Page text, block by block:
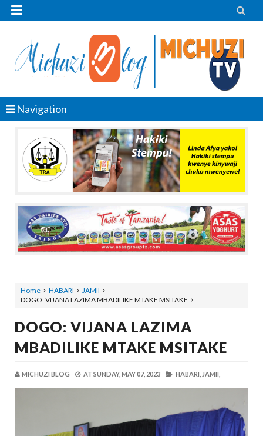
 
Navigation
Home HABARI
JAMII
DOGO: VIJANA LAZIMA MBADILIKE MTAKE MSITAKE
DOGO: VIJANA LAZIMA
MBADILIKE MTAKE MSITAKE
MICHUZI BLOG AT SUNDAY, MAY 07, 2023 HABARI, JAMII,